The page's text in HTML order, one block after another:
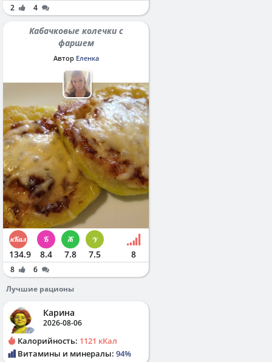
2 4
Кабачковые колечки с
фаршем
Автор Еленка
134.9 8.4 7.8 7.5 8
8
6
Лучшие рационы
Карина
2026-08-06
Калорийность: 1121 кКал
Витамины и минералы: 94%